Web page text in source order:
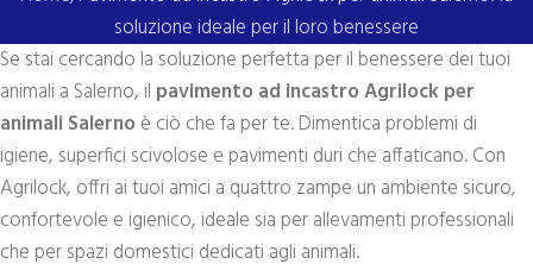
soluzione ideale per il loro benessere
Se stai cercando la soluzione perfetta per il benessere dei tuoi
animali a Salerno, il pavimento ad incastro Agrilock per
animali Salerno è ciò che fa per te. Dimentica problemi di
igiene, superfici scivolose e pavimenti duri che affaticano. Con
Agrilock, offri ai tuoi amici a quattro zampe un ambiente sicuro,
confortevole e igienico, ideale sia per allevamenti professionali
che per spazi domestici dedicati agli animali.